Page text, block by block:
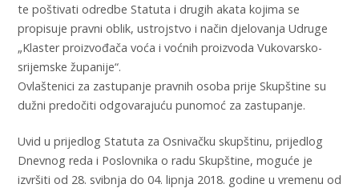
te poštivati odredbe Statuta i drugih akata kojima se
propisuje pravni oblik, ustrojstvo i način djelovanja Udruge
„Klaster proizvođača voća i voćnih proizvoda Vukovarsko-
srijemske županije“.
Ovlaštenici za zastupanje pravnih osoba prije Skupštine su
dužni predočiti odgovarajuću punomoć za zastupanje.
Uvid u prijedlog Statuta za Osnivačku skupštinu, prijedlog
Dnevnog reda i Poslovnika o radu Skupštine, moguće je
izvršiti od 28. svibnja do 04. lipnja 2018. godine u vremenu od